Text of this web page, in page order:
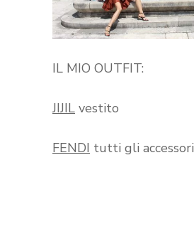
IL MIO OUTFIT:
JIJIL vestito
FENDI tutti gli accessori